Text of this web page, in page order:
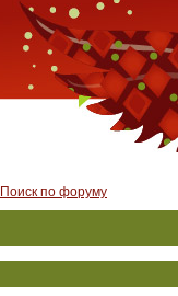
Поиск по форуму